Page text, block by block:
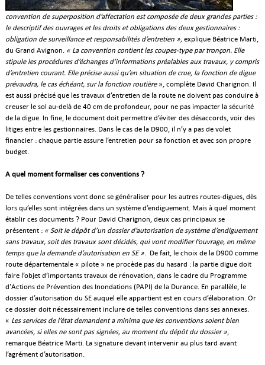
convention de superposition d’affectation est composée de deux grandes parties :
le descriptif des ouvrages et les droits et obligations des deux gestionnaires :
obligation de surveillance et responsabilités d’entretien », explique Béatrice Marti,
du Grand Avignon. « La convention contient les coupes-type par tronçon. Elle
stipule les procédures d’échanges d’informations préalables aux travaux, y compris
d’entretien courant. Elle précise aussi qu’en situation de crue, la fonction de digue
prévaudra, le cas échéant, sur la fonction routière», complète David Charignon. Il
est aussi précisé que les travaux d’entretien de la route ne doivent pas conduire à
creuser le sol au-delà de 40 cm de profondeur, pour ne pas impacter la sécurité
de la digue. In fine, le document doit permettre d’éviter des désaccords, voir des
litiges entre les gestionnaires. Dans le cas de la D900, il n’y a pas de volet
financier : chaque partie assure l’entretien pour sa fonction et avec son propre
budget.
A quel moment formaliser ces conventions ?
De telles conventions vont donc se généraliser pour les autres routes-digues, dès
lors qu’elles sont intégrées dans un système d’endiguement. Mais à quel moment
établir ces documents ? Pour David Charignon, deux cas principaux se
présentent : « Soit le dépôt d’un dossier d’autorisation de système d’endiguement
sans travaux, soit des travaux sont décidés, qui vont modifier l’ouvrage, en même
temps que la demande d’autorisation en SE ». De fait, le choix de la D900 comme
route départementale « pilote » ne procède pas du hasard : la partie digue doit
faire l’objet d’importants travaux de rénovation, dans le cadre du Programme
d'Actions de Prévention des Inondations (PAPI) de la Durance. En parallèle, le
dossier d’autorisation du SE auquel elle appartient est en cours d’élaboration. Or
ce dossier doit nécessairement inclure de telles conventions dans ses annexes.
« Les services de l’état demandent a minima que les conventions soient bien
avancées, si elles ne sont pas signées, au moment du dépôt du dossier »,
remarque Béatrice Marti. La signature devant intervenir au plus tard avant
l’agrément d’autorisation.